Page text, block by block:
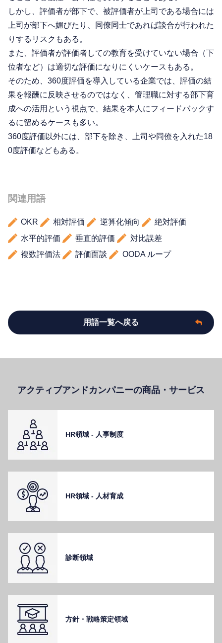
しかし、評価者が部下で、被評価者が上司である場合には
上司が部下へ媚びたり、同僚同士であれば談合が行われた
りするリスクもある。
また、評価者が評価者しての教育を受けていない場合（下
位者など）は適切な評価になりにくいケースもある。
そのため、360度評価を導入している企業では、評価の結
果を報酬に反映させるのではなく、管理職に対する部下育
成への活用という視点で、結果を本人にフィードバックす
るに留めるケースも多い。
360度評価以外には、部下を除き、上司や同僚を入れた18
0度評価などもある。
関連用語
OKR 相対評価 逆算化傾向
絶対評価
水平的評価
垂直的評価
対比誤差
複数評価法
評価面談 OODA ループ
用語一覧へ戻る
アクティブアンドカンパニーの商品・サービス
HR領域 - ⼈事制度
HR領域 - ⼈材育成
診断領域
⽅針・戦略策定領域